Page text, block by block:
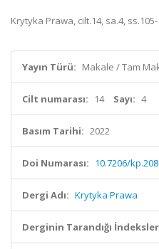
Krytyka Prawa, cilt.14, sa.4,
Yayın Türü: Makale / Tam
Cilt numarası: 14 Sayı: 4
Basım Tarihi: 2022
Doi Numarası: 10.7206/
Dergi Adı: Krytyka Prawa
Derginin Tarandığı